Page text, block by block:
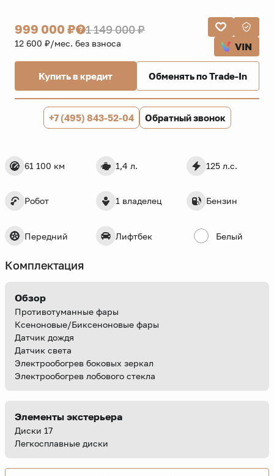
61 100 км 1,4 л. 125 л.с.
Робот 1 владелец Бензин
Передний Лифтбек Белый
999 000 ₽ 1 149 000 ₽
12 600 ₽/мес. без взноса VIN
Купить в кредит Обменять по Trade-In
+7 (495) 843-52-04 Обратный звонок
Комплектация
Обзор
Противотуманные фары
Ксеноновые/Биксеноновые фары
Датчик дождя
Датчик света
Электрообогрев боковых зеркал
Электрообогрев лобового стекла
Элементы экстерьера
Диски 17
Легкосплавные диски